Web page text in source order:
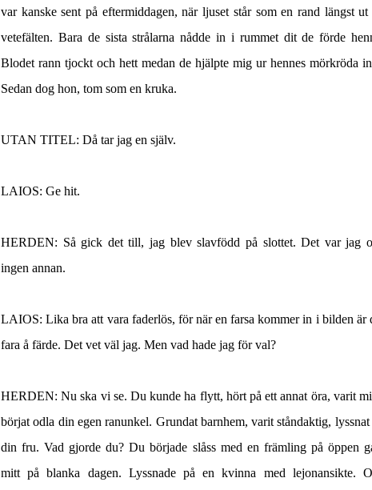
var kanske sent på eftermiddagen, när ljuset står som en rand längst ut
vetefälten. Bara de sista strålarna nådde in i rummet dit de förde
Blodet rann tjockt och hett medan de hjälpte mig ur hennes mörkröda
Sedan dog hon, tom som en kruka.
UTAN TITEL: Då tar jag en själv.
LAIOS: Ge hit.
HERDEN: Så gick det till, jag blev slavfödd på slottet. Det var jag
ingen annan.
LAIOS: Lika bra att vara faderlös, för när en farsa kommer in i bilden är
fara å färde. Det vet väl jag. Men vad hade jag för val?
HERDEN: Nu ska vi se. Du kunde ha flytt, hört på ett annat öra, varit
börjat odla din egen ranunkel. Grundat barnhem, varit ståndaktig, lyssnat
din fru. Vad gjorde du? Du började slåss med en främling på öppen
mitt på blanka dagen. Lyssnade på en kvinna med lejonansikte.